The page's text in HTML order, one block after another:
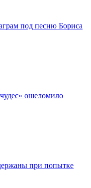
под песню Бориса
ошеломило
при попытке